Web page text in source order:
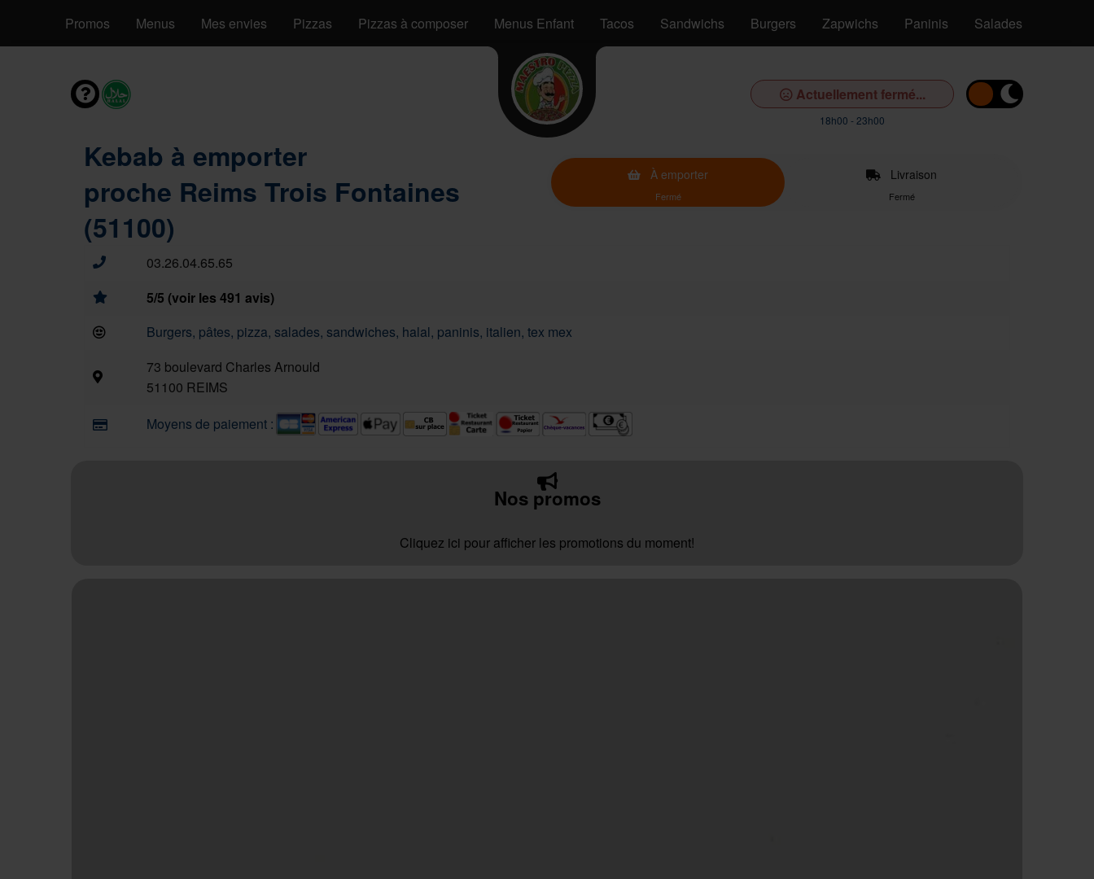
Promos Menus Mes envies Pizzas Pizzas à composer Menus Enfant Tacos Sandwichs Burgers Zapwichs Paninis Salades
Actuellement fermé...
18h00 - 23h00
Kebab à emporter
proche Reims Trois Fontaines
(51100)
À emporter
Fermé
Livraison
Fermé
03.26.04.65.65
5/5 (voir les 491 avis)
Burgers, pâtes, pizza, salades, sandwiches, halal, paninis, italien, tex mex
73 boulevard Charles Arnould
51100 REIMS
Moyens de paiement :
Nos promos
Cliquez ici pour afficher les promotions du moment!